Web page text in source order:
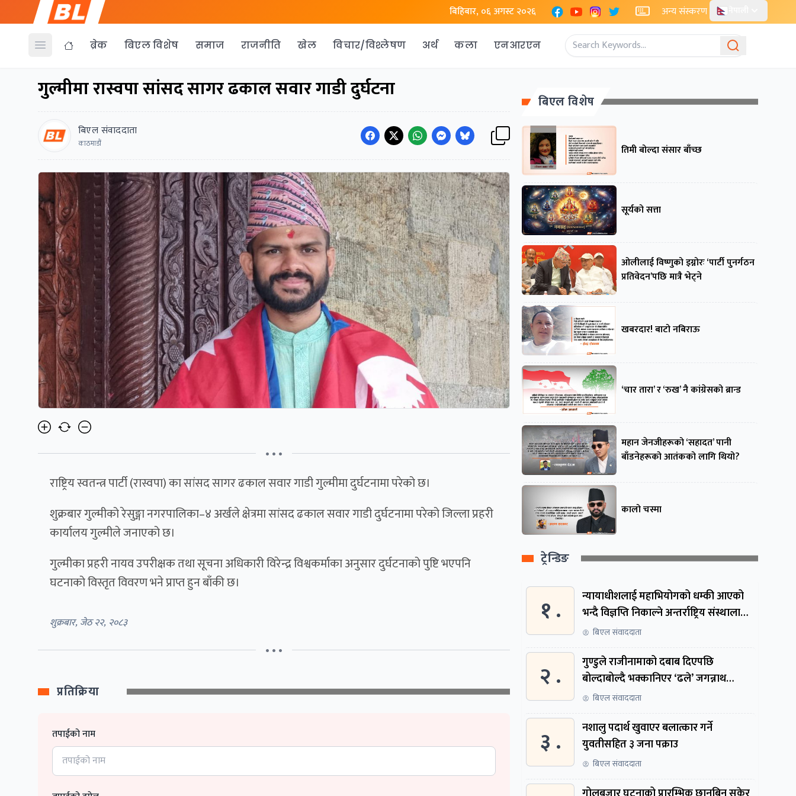
बिहिबार, ०६ अगस्ट २०२६ FacebookYouTubeInstagram
X अन्य संस्करण
Open menu ब्रेक बिएल विशेष समाज राजनीति खेल विचार/विश्लेषण अर्थ कला एनआरएन
गुल्मीमा रास्वपा सांसद सागर ढकाल सवार गाडी दुर्घटना
बिएल संवाददाता
काठमाडौं
• • •
राष्ट्रिय स्वतन्त्र पार्टी (रास्वपा) का सांसद सागर ढकाल सवार गाडी गुल्मीमा दुर्घटनामा परेको छ।
शुक्रबार गुल्मीको रेसुङ्गा नगरपालिका–४ अर्खले क्षेत्रमा सांसद ढकाल सवार गाडी दुर्घटनामा परेको जिल्ला प्रहरी
कार्यालय गुल्मीले जनाएको छ।
गुल्मीका प्रहरी नायव उपरीक्षक तथा सूचना अधिकारी विरेन्द्र विश्वकर्माका अनुसार दुर्घटनाको पुष्टि भएपनि
घटनाको विस्तृत विवरण भने प्राप्त हुन बाँकी छ।
शुक्रबार, जेठ २२, २०८३
• • •
प्रतिक्रिया
तपाईको नाम
बिएल विशेष
तिमी बोल्दा संसार बाँच्छ
सूर्यको सत्ता
ओलीलाई विष्णुको इग्नोरः ‘पार्टी पुनर्गठन
प्रतिवेदन’पछि मात्रै भेट्ने
खबरदार! बाटो नबिराऊ
‘चार तारा’ र ‘रुख’ नै कांग्रेसको ब्रान्ड
महान जेनजीहरूको ‘सहादत’ पानी
बाँडनेहरूको आतंकको लागि थियो?
कालो चस्मा
ट्रेन्डिङ
१ .
न्यायाधीशलाई महाभियोगको धम्की आएको
भन्दै विज्ञप्ति निकाल्ने अन्तर्राष्ट्रिय संस्थालाई
संसदीय समितिमा बोलाइयो
बिएल संवाददाता
२ .
गुण्डुले राजीनामाको दबाब दिएपछि
बोल्दाबोल्दै भक्कानिएर ‘ढले’ जगन्नाथ
थपलिया
बिएल संवाददाता
३ .
नशालु पदार्थ खुवाएर बलात्कार गर्ने
युवतीसहित ३ जना पक्राउ
बिएल संवाददाता